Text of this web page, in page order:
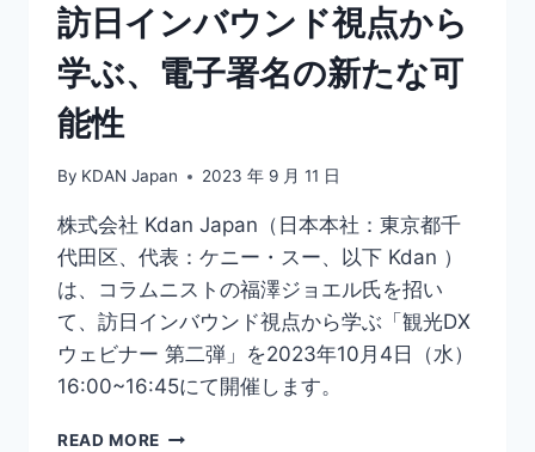
訪日インバウンド視点から
学ぶ、電子署名の新たな可
能性
By KDAN Japan 2023 年 9 月 11 日
株式会社 Kdan Japan（日本本社：東京都千
代田区、代表：ケニー・スー、以下 Kdan ）
は、コラムニストの福澤ジョエル氏を招い
て、訪日インバウンド視点から学ぶ「観光DX
ウェビナー 第二弾」を2023年10月4日（水）
16:00~16:45にて開催します。
READ MORE 【KDAN